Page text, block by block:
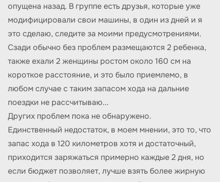
опущена назад. В группе есть друзья, которые уже
модифицировали свои машины, в один из дней и я
это сделаю, следите за моими предусмотрениями.
Сзади обычно без проблем размещаются 2 ребенка,
также ехали 2 женщины ростом около 160 см на
короткое расстояние, и это было приемлемо, в
любом случае с таким запасом хода на дальние
поездки не рассчитываю...
Других проблем пока не обнаружено.
Единственный недостаток, в моем мнении, это то, что
запас хода в 120 километров хотя и достаточный,
приходится заряжаться примерно каждые 2 дня, но
если бюджет позволяет, лучше взять более жирную